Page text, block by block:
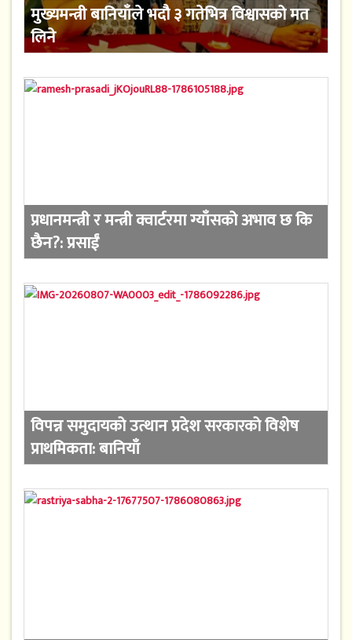
मुख्यमन्त्री बानियाँले भदौ ३ गतेभित्र विश्वासको मत
लिने
प्रधानमन्त्री र मन्त्री क्वार्टरमा ग्याँसको अभाव छ कि
छैन?: प्रसाईं
विपन्न समुदायको उत्थान प्रदेश सरकारको विशेष
प्राथमिकता: बानियाँ